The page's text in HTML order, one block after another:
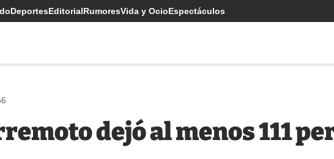
DeportesEditorialRumoresVida y OcioEspectáculos
dejó al menos 111